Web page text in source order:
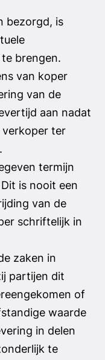
bezorgd, is
brengen.
van koper
van de
aan nadat
verkoper ter
termijn
is nooit een
van de
schriftelijk in
zaken in
partijen dit
of
waarde
in delen
te